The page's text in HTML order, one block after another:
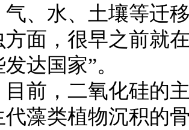
气、水、土壤等迁
方面，很早之前就
达国家”。
，二氧化硅的主
代藻类植物沉积的